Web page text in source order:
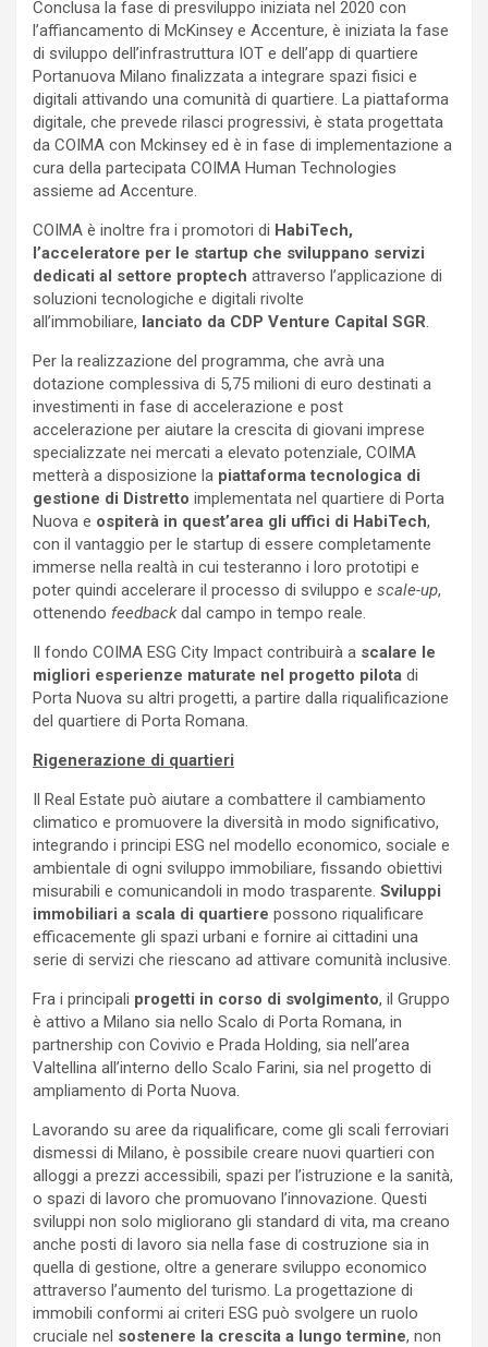
Conclusa la fase di presviluppo iniziata nel 2020 con
l’affiancamento di McKinsey e Accenture, è iniziata la fase
di sviluppo dell’infrastruttura IOT e dell’app di quartiere
Portanuova Milano finalizzata a integrare spazi fisici e
digitali attivando una comunità di quartiere. La piattaforma
digitale, che prevede rilasci progressivi, è stata progettata
da COIMA con Mckinsey ed è in fase di implementazione a
cura della partecipata COIMA Human Technologies
assieme ad Accenture.
COIMA è inoltre fra i promotori di HabiTech,
l’acceleratore per le startup che sviluppano servizi
dedicati al settore proptech attraverso l’applicazione di
soluzioni tecnologiche e digitali rivolte
all’immobiliare, lanciato da CDP Venture Capital SGR.
Per la realizzazione del programma, che avrà una
dotazione complessiva di 5,75 milioni di euro destinati a
investimenti in fase di accelerazione e post
accelerazione per aiutare la crescita di giovani imprese
specializzate nei mercati a elevato potenziale, COIMA
metterà a disposizione la piattaforma tecnologica di
gestione di Distretto implementata nel quartiere di Porta
Nuova e ospiterà in quest’area gli uffici di HabiTech,
con il vantaggio per le startup di essere completamente
immerse nella realtà in cui testeranno i loro prototipi e
poter quindi accelerare il processo di sviluppo e scale-up,
ottenendo feedbackdal campo in tempo reale.
Il fondo COIMA ESG City Impact contribuirà a scalare le
migliori esperienze maturate nel progetto pilota di
Porta Nuova su altri progetti, a partire dalla riqualificazione
del quartiere di Porta Romana.
Rigenerazione di quartieri
Il Real Estate può aiutare a combattere il cambiamento
climatico e promuovere la diversità in modo significativo,
integrando i principi ESG nel modello economico, sociale e
ambientale di ogni sviluppo immobiliare, fissando obiettivi
misurabili e comunicandoli in modo trasparente. Sviluppi
immobiliari a scala di quartiere possono riqualificare
efficacemente gli spazi urbani e fornire ai cittadini una
serie di servizi che riescano ad attivare comunità inclusive.
Fra i principali progetti in corso di svolgimento, il Gruppo
è attivo a Milano sia nello Scalo di Porta Romana, in
partnership con Covivio e Prada Holding, sia nell’area
Valtellina all’interno dello Scalo Farini, sia nel progetto di
ampliamento di Porta Nuova.
Lavorando su aree da riqualificare, come gli scali ferroviari
dismessi di Milano, è possibile creare nuovi quartieri con
alloggi a prezzi accessibili, spazi per l’istruzione e la sanità,
o spazi di lavoro che promuovano l’innovazione. Questi
sviluppi non solo migliorano gli standard di vita, ma creano
anche posti di lavoro sia nella fase di costruzione sia in
quella di gestione, oltre a generare sviluppo economico
attraverso l’aumento del turismo. La progettazione di
immobili conformi ai criteri ESG può svolgere un ruolo
cruciale nel sostenere la crescita a lungo termine, non